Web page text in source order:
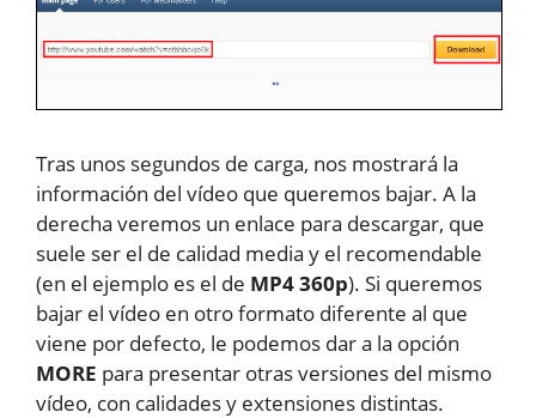
Tras unos segundos de carga, nos mostrará la
información del vídeo que queremos bajar. A la
derecha veremos un enlace para descargar, que
suele ser el de calidad media y el recomendable
(en el ejemplo es el de MP4 360p). Si queremos
bajar el vídeo en otro formato diferente al que
viene por defecto, le podemos dar a la opción
MORE para presentar otras versiones del mismo
vídeo, con calidades y extensiones distintas.